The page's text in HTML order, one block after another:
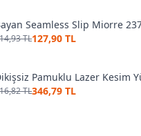
Seamless Slip Miorre
TL127,90 TL
Pamuklu Lazer Kesim
TL346,79 TL